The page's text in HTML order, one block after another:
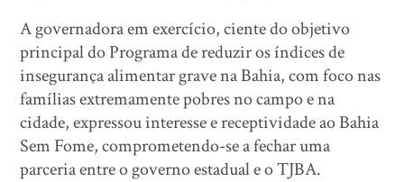
A governadora em exercício, ciente do objetivo
principal do Programa de reduzir os índices de
insegurança alimentar grave na Bahia, com foco nas
famílias extremamente pobres no campo e na
cidade, expressou interesse e receptividade ao Bahia
Sem Fome, comprometendo-se a fechar uma
parceria entre o governo estadual e o TJBA.